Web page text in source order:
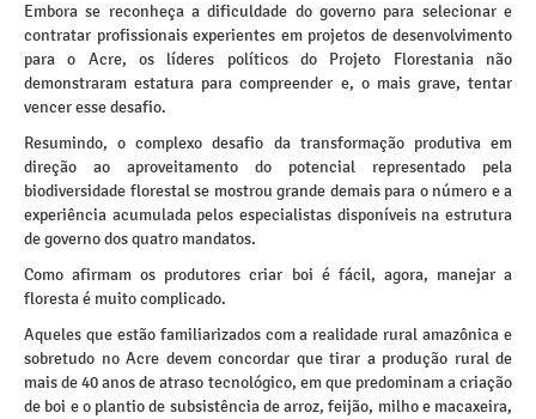
Embora se reconheça a dificuldade do governo para selecionar e
contratar profissionais experientes em projetos de desenvolvimento
para o Acre, os líderes políticos do Projeto Florestania não
demonstraram estatura para compreender e, o mais grave, tentar
vencer esse desafio.
Resumindo, o complexo desafio da transformação produtiva em
direção ao aproveitamento do potencial representado pela
biodiversidade florestal se mostrou grande demais para o número e a
experiência acumulada pelos especialistas disponíveis na estrutura
de governo dos quatro mandatos.
Como afirmam os produtores criar boi é fácil, agora, manejar a
floresta é muito complicado.
Aqueles que estão familiarizados com a realidade rural amazônica e
sobretudo no Acre devem concordar que tirar a produção rural de
mais de 40 anos de atraso tecnológico, em que predominam a criação
de boi e o plantio de subsistência de arroz, feijão, milho e macaxeira,